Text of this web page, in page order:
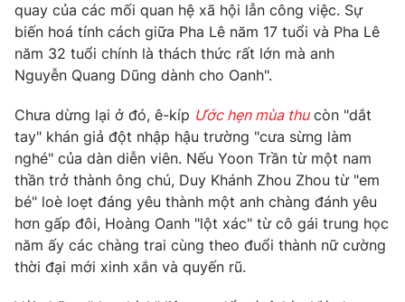
Theo dõi báo trên
Cơ quan chủ quản:Đài Truyền hình Việt Nam
Cơ quan báo chí:
Thời báo VTV
Giấy phép hoạt động báo in và báo điện tử số 483/GP-BTTTT
cấp ngày 29/12/2023
Tổng Biên tập:
Vũ Thanh Thủy
Phó Tổng Biên tập:Nguyễn Thị Mỹ Hạnh, Phạm Quốc Thắng,
Nguyễn Trọng Ninh
quay của các mối quan hệ xã hội lẫn công việc. Sự
biến hoá tính cách giữa Pha Lê năm 17 tuổi và Pha Lê
năm 32 tuổi chính là thách thức rất lớn mà anh
Nguyễn Quang Dũng dành cho Oanh".
Chưa dừng lại ở đó, ê-kíp Ước hẹn mùa thucòn "dắt
tay" khán giả đột nhập hậu trường "cưa sừng làm
nghé" của dàn diễn viên. Nếu Yoon Trần từ một nam
thần trở thành ông chú, Duy Khánh Zhou Zhou từ "em
bé" loè loẹt đáng yêu thành một anh chàng đánh yêu
hơn gấp đôi, Hoàng Oanh "lột xác" từ cô gái trung học
năm ấy các chàng trai cùng theo đuổi thành nữ cường
thời đại mới xinh xắn và quyến rũ.